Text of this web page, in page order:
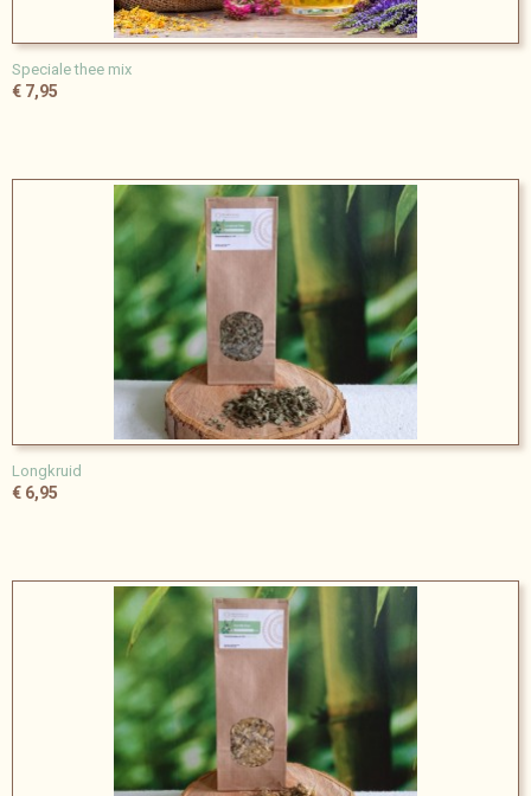
Speciale thee mix
€ 7,95
Longkruid
€ 6,95